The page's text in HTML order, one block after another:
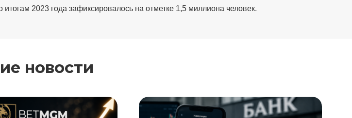
2023 года зафиксировалось на отметке 1,5 миллиона человек.
новости